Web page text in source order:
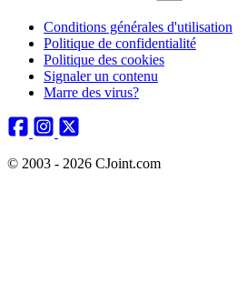
Conditions générales d'utilisation
Politique de confidentialité
Politique des cookies
Signaler un contenu
Marre des virus?
© 2003 - 2026 CJoint.com